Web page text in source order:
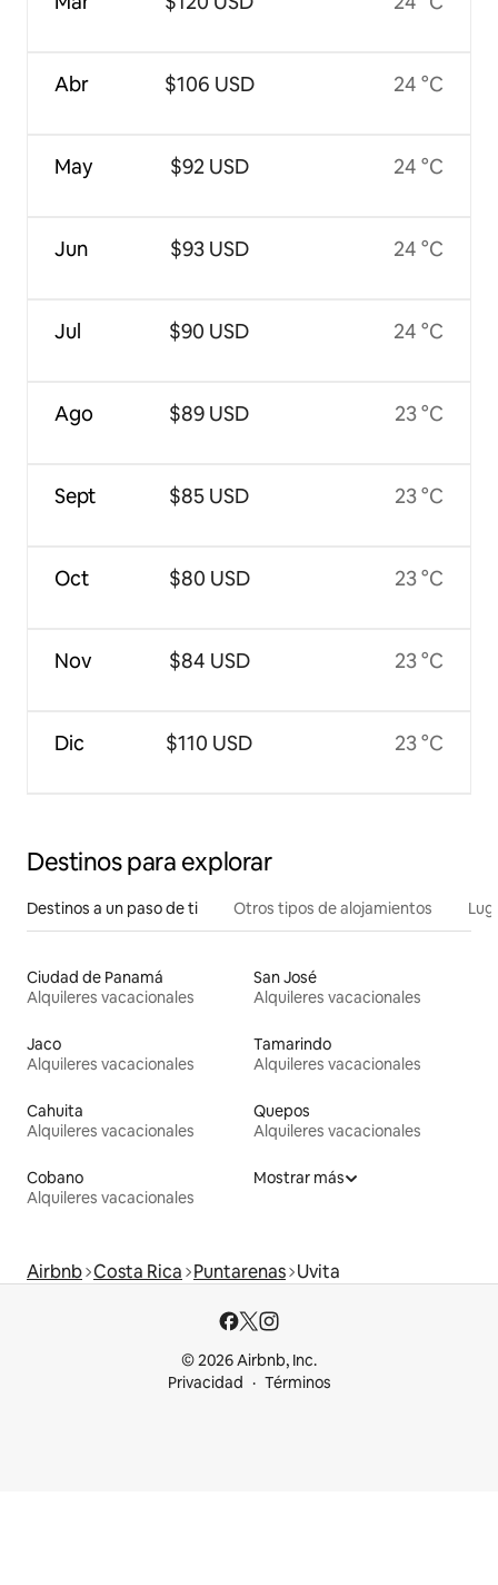
Abr
May
Jun
Jul
Ago
Sept
Oct
Nov
Dic
$106 USD
$92 USD
$93 USD
$90 USD
$89 USD
$85 USD
$80 USD
$84 USD
$110 USD
24 °C
24 °C
24 °C
24 °C
23 °C
23 °C
23 °C
23 °C
23 °C
Destinos para explorar
Destinos a un paso de ti Otros tipos de alojamientos
Ciudad de Panamá
Alquileres vacacionales
San José
Alquileres vacacionales
Jaco
Alquileres vacacionales
Tamarindo
Alquileres vacacionales
Cahuita
Alquileres vacacionales
Quepos
Alquileres vacacionales
Cobano
Alquileres vacacionales
Mostrar más
Airbnb Costa Rica Puntarenas Uvita
© 2026 Airbnb, Inc.
Privacidad
Términos